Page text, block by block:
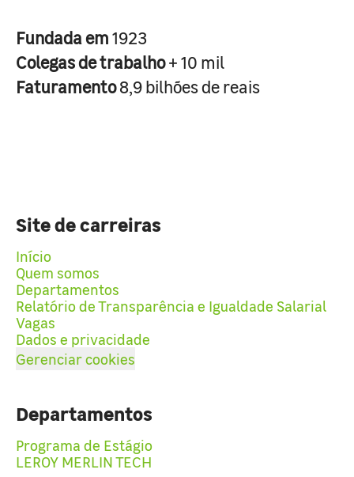
Fundada em1923
Colegas de trabalho+ 10 mil
Faturamento8,9 bilhões de reais
Site de carreiras
Início
Quem somos
Departamentos
Relatório de Transparência e Igualdade Salarial
Vagas
Dados e privacidade
Gerenciar cookies
Departamentos
Programa de Estágio
LEROY MERLIN TECH